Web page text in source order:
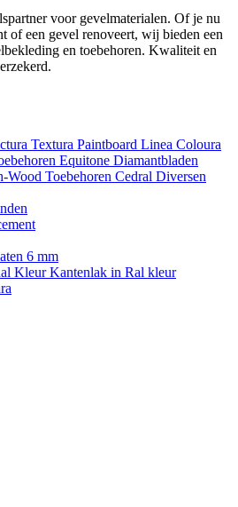
voor gevelmaterialen. Of je nu
of een gevel renoveert, wij bieden een
en toebehoren. Kwaliteit en
Textura Paintboard Linea Coloura
Equitone Diamantbladen
Wood Toebehoren Cedral Diversen
6 mm
KleurKantenlak in Ral kleur